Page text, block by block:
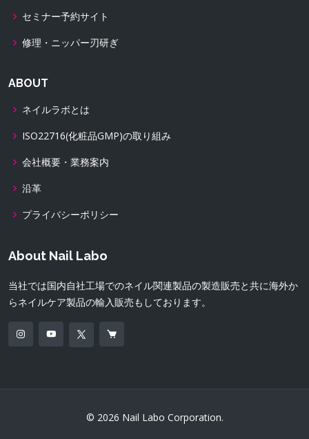
セミナー予約サイト
修理・ニッパー刃研ぎ
ABOUT
ネイルラボとは
ISO22716(化粧品GMP)の取り組み
会社概要・業務案内
沿革
プライバシーポリシー
About Nail Labo
当社では国内自社工場でのネイル関連製品の製造販売と共に海外か
らネイルケア製品の輸入販売もしております。
© 2026 Nail Labo Corporation.